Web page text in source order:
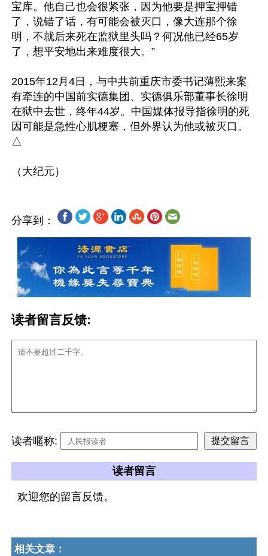
宝库。他自己也会很紧张，因为他要是押宝押错
了，说错了话，有可能会被灭口，像大连那个徐
明，不就后来死在监狱里头吗？何况他已经65岁
了，想平安地出来难度很大。”
2015年12月4日，与中共前重庆市委书记薄熙来案
有牵连的中国前实德集团、实德俱乐部董事长徐明
在狱中去世，终年44岁。中国媒体报导指徐明的死
因可能是急性心肌梗塞，但外界认为他或被灭口。
△
分享到：
读者留言反馈:
读者暱称:
读者留言
欢迎您的留言反馈。
相关文章：